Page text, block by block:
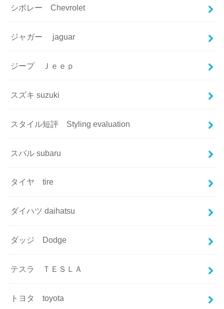
シボレー Chevrolet
ジャガー jaguar
ジープ Ｊｅｅｐ
スズキ suzuki
スタイル短評 Styling evaluation
スバル subaru
タイヤ tire
ダイハツ daihatsu
ダッジ Dodge
テスラ ＴＥＳＬＡ
トヨタ toyota